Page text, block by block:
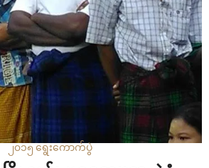
၂၀၁၅ ရွေးကောက်ပွဲ